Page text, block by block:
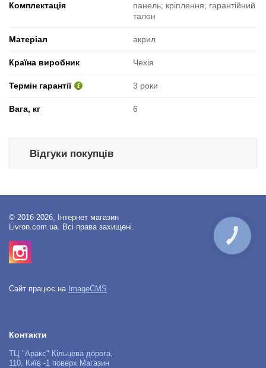
Комплектація
панель; кріплення; гарантійний
талон
Матеріал акрил
Країна виробник Чехія
Термін гарантії 3 роки
Вага, кг 6
Відгуки покупців
© 2016-2026, Інтернет магазин
Livron.com.ua. Всі права захищені.
Сайт працює на ImageCMS
Контакти
ТЦ "Аракс" Кільцева дорога,
110, Київ -1 поверх Магазин
КНОПКА
ЗВ'ЯЗКУ